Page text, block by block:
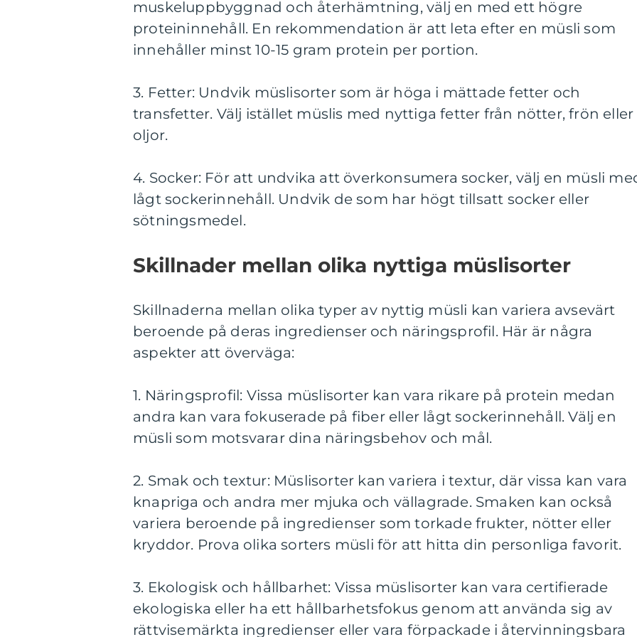
muskeluppbyggnad och återhämtning, välj en med ett högre
proteininnehåll. En rekommendation är att leta efter en müsli som
innehåller minst 10-15 gram protein per portion.
3. Fetter: Undvik müslisorter som är höga i mättade fetter och
transfetter. Välj istället müslis med nyttiga fetter från nötter, frön eller
oljor.
4. Socker: För att undvika att överkonsumera socker, välj en müsli
lågt sockerinnehåll. Undvik de som har högt tillsatt socker eller
sötningsmedel.
Skillnader mellan olika nyttiga müslisorter
Skillnaderna mellan olika typer av nyttig müsli kan variera avsevärt
beroende på deras ingredienser och näringsprofil. Här är några
aspekter att överväga:
1. Näringsprofil: Vissa müslisorter kan vara rikare på protein medan
andra kan vara fokuserade på fiber eller lågt sockerinnehåll. Välj en
müsli som motsvarar dina näringsbehov och mål.
2. Smak och textur: Müslisorter kan variera i textur, där vissa kan vara
knapriga och andra mer mjuka och vällagrade. Smaken kan också
variera beroende på ingredienser som torkade frukter, nötter eller
kryddor. Prova olika sorters müsli för att hitta din personliga favorit.
3. Ekologisk och hållbarhet: Vissa müslisorter kan vara certifierade
ekologiska eller ha ett hållbarhetsfokus genom att använda sig av
rättvisemärkta ingredienser eller vara förpackade i återvinningsbara